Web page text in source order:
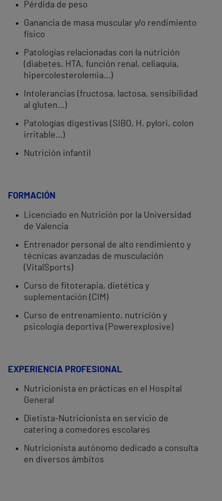
Pérdida de peso
Ganancia de masa muscular y/o rendimiento
físico
Patologías relacionadas con la nutrición
(diabetes, HTA, función renal, celiaquía,
hipercolesterolemia…)
Intolerancias (fructosa, lactosa, sensibilidad
al gluten…)
Patologías digestivas (SIBO, H. pylori, colon
irritable…)
Nutrición infantil
FORMACIÓN
Licenciado en Nutrición por la Universidad
de Valencia
Entrenador personal de alto rendimiento y
técnicas avanzadas de musculación
(VitalSports)
Curso de fitoterapia, dietética y
suplementación (CIM)
Curso de entrenamiento, nutrición y
psicología deportiva (Powerexplosive)
EXPERIENCIA PROFESIONAL
Nutricionista en prácticas en el Hospital
General
Dietista-Nutricionista en servicio de
catering a comedores escolares
Nutricionista autónomo dedicado a consulta
en diversos ámbitos